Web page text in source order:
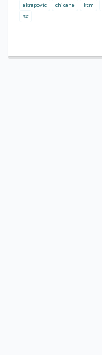
akrapovic chicane ktm
sx